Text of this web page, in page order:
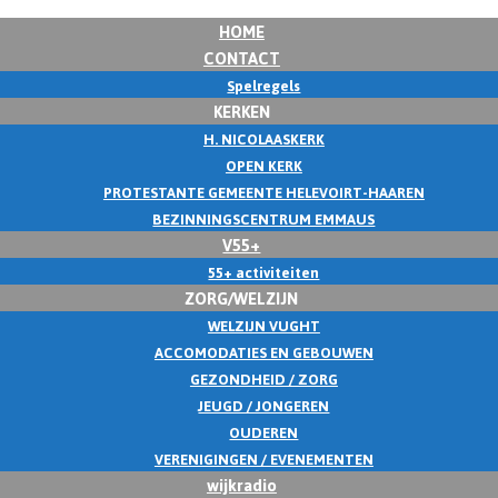
HOME
CONTACT
Spelregels
KERKEN
H. NICOLAASKERK
OPEN KERK
PROTESTANTE GEMEENTE HELEVOIRT-HAAREN
BEZINNINGSCENTRUM EMMAUS
V55+
55+ activiteiten
ZORG/WELZIJN
WELZIJN VUGHT
ACCOMODATIES EN GEBOUWEN
GEZONDHEID / ZORG
JEUGD / JONGEREN
OUDEREN
VERENIGINGEN / EVENEMENTEN
wijkradio